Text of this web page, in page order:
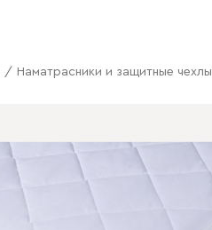
/ Наматрасники и защитные чехлы